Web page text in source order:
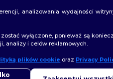
analizowania wydajności
wyłączone, ponieważ są
analizy i celów reklamowych.
plików cookie oraz Privacy
pytania lub wątpliwości, możesz
w dowolnym momencie. Nasz chatbot